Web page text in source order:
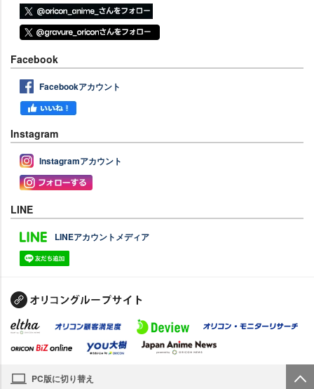
Facebook
Facebookアカウント
Instagram
Instagramアカウント
LINE
LINEアカウントメディア
PC版に切り替え